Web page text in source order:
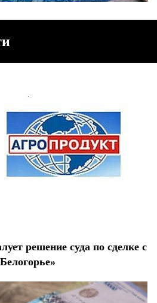
решение суда по сделке с